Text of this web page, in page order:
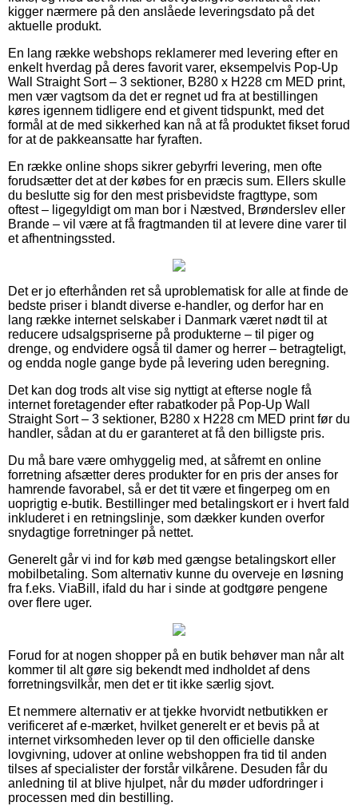
kigger nærmere på den anslåede leveringsdato på det
aktuelle produkt.
En lang række webshops reklamerer med levering efter en
enkelt hverdag på deres favorit varer, eksempelvis Pop-Up
Wall Straight Sort – 3 sektioner, B280 x H228 cm MED print,
men vær vagtsom da det er regnet ud fra at bestillingen
køres igennem tidligere end et givent tidspunkt, med det
formål at de med sikkerhed kan nå at få produktet fikset forud
for at de pakkeansatte har fyraften.
En række online shops sikrer gebyrfri levering, men ofte
forudsætter det at der købes for en præcis sum. Ellers skulle
du beslutte sig for den mest prisbevidste fragttype, som
oftest – ligegyldigt om man bor i Næstved, Brønderslev eller
Brande – vil være at få fragtmanden til at levere dine varer til
et afhentningssted.
Det er jo efterhånden ret så uproblematisk for alle at finde de
bedste priser i blandt diverse e-handler, og derfor har en
lang række internet selskaber i Danmark været nødt til at
reducere udsalgspriserne på produkterne – til piger og
drenge, og endvidere også til damer og herrer – betragteligt,
og endda nogle gange byde på levering uden beregning.
Det kan dog trods alt vise sig nyttigt at efterse nogle få
internet foretagender efter rabatkoder på Pop-Up Wall
Straight Sort – 3 sektioner, B280 x H228 cm MED print før du
handler, sådan at du er garanteret at få den billigste pris.
Du må bare være omhyggelig med, at såfremt en online
forretning afsætter deres produkter for en pris der anses for
hamrende favorabel, så er det tit være et fingerpeg om en
uoprigtig e-butik. Bestillinger med betalingskort er i hvert fald
inkluderet i en retningslinje, som dækker kunden overfor
snydagtige forretninger på nettet.
Generelt går vi ind for køb med gængse betalingskort eller
mobilbetaling. Som alternativ kunne du overveje en løsning
fra f.eks. ViaBill, ifald du har i sinde at godtgøre pengene
over flere uger.
Forud for at nogen shopper på en butik behøver man når alt
kommer til alt gøre sig bekendt med indholdet af dens
forretningsvilkår, men det er tit ikke særlig sjovt.
Et nemmere alternativ er at tjekke hvorvidt netbutikken er
verificeret af e-mærket, hvilket generelt er et bevis på at
internet virksomheden lever op til den officielle danske
lovgivning, udover at online webshoppen fra tid til anden
tilses af specialister der forstår vilkårene. Desuden får du
anledning til at blive hjulpet, når du møder udfordringer i
processen med din bestilling.